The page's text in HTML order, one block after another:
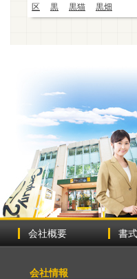
区
黒 黒猫 黒畑
会社概要 書
会社情報